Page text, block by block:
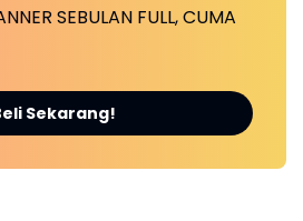
SEBULAN FULL, CUMA
Sekarang!